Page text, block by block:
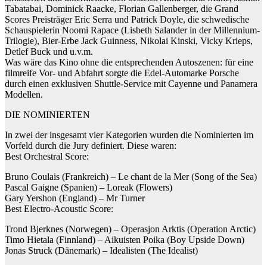
Tabatabai, Dominick Raacke, Florian Gallenberger, die Grand
Scores Preisträger Eric Serra und Patrick Doyle, die schwedische
Schauspielerin Noomi Rapace (Lisbeth Salander in der Millennium-
Trilogie), Bier-Erbe Jack Guinness, Nikolai Kinski, Vicky Krieps,
Detlef Buck und u.v.m.
Was wäre das Kino ohne die entsprechenden Autoszenen: für eine
filmreife Vor- und Abfahrt sorgte die Edel-Automarke Porsche
durch einen exklusiven Shuttle-Service mit Cayenne und Panamera
Modellen.
DIE NOMINIERTEN
In zwei der insgesamt vier Kategorien wurden die Nominierten im
Vorfeld durch die Jury definiert. Diese waren:
Best Orchestral Score:
Bruno Coulais (Frankreich) – Le chant de la Mer (Song of the Sea)
Pascal Gaigne (Spanien) – Loreak (Flowers)
Gary Yershon (England) – Mr Turner
Best Electro-Acoustic Score:
Trond Bjerknes (Norwegen) – Operasjon Arktis (Operation Arctic)
Timo Hietala (Finnland) – Aikuisten Poika (Boy Upside Down)
Jonas Struck (Dänemark) – Idealisten (The Idealist)